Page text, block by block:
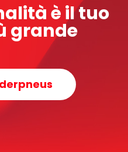
è il tuo
grande